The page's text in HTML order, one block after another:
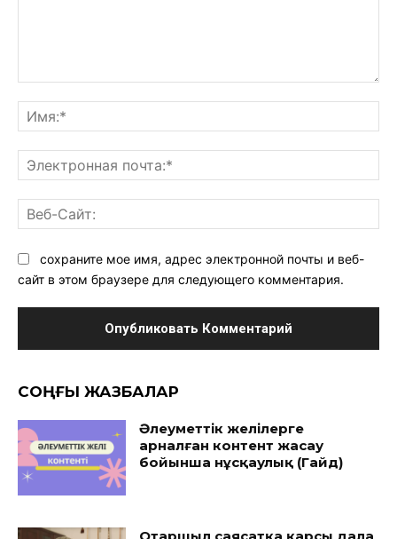
сохраните мое имя, адрес электронной почты и веб-
сайт в этом браузере для следующего комментария.
CОҢҒЫ ЖАЗБАЛАР
Әлеуметтік желілерге
арналған контент жасау
бойынша нұсқаулық (Гайд)